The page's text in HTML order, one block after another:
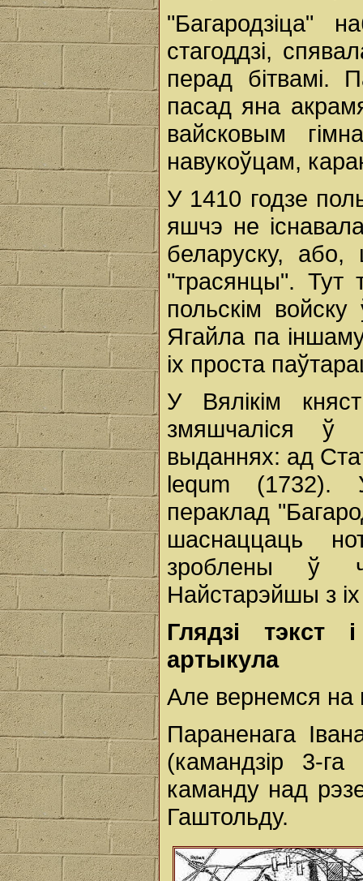
"Багародзіца"
стагоддзі,
перад бітвамі.
пасад яна
вайсковым
навукоўцам,
У 1410 годзе
яшчэ не
беларуску, або,
"трасянцы". Тут
польскім
Ягайла па
іх проста
У Вялікім
змяшчаліся ў
выданнях: ад
lequm (1732).
пераклад
шаснаццаць
зроблены ў
Найстарэйшы з
Глядзi
артыкула
Але вернемся на
Параненага
(камандзір 3-
каманду над
Гаштольду.